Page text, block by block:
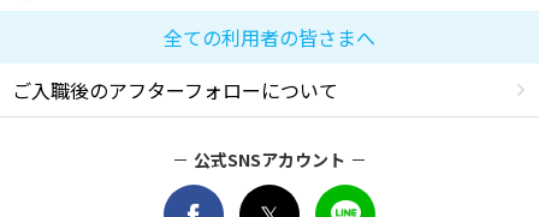
全ての利用者の皆さまへ
ご入職後のアフターフォローについて
公式SNSアカウント